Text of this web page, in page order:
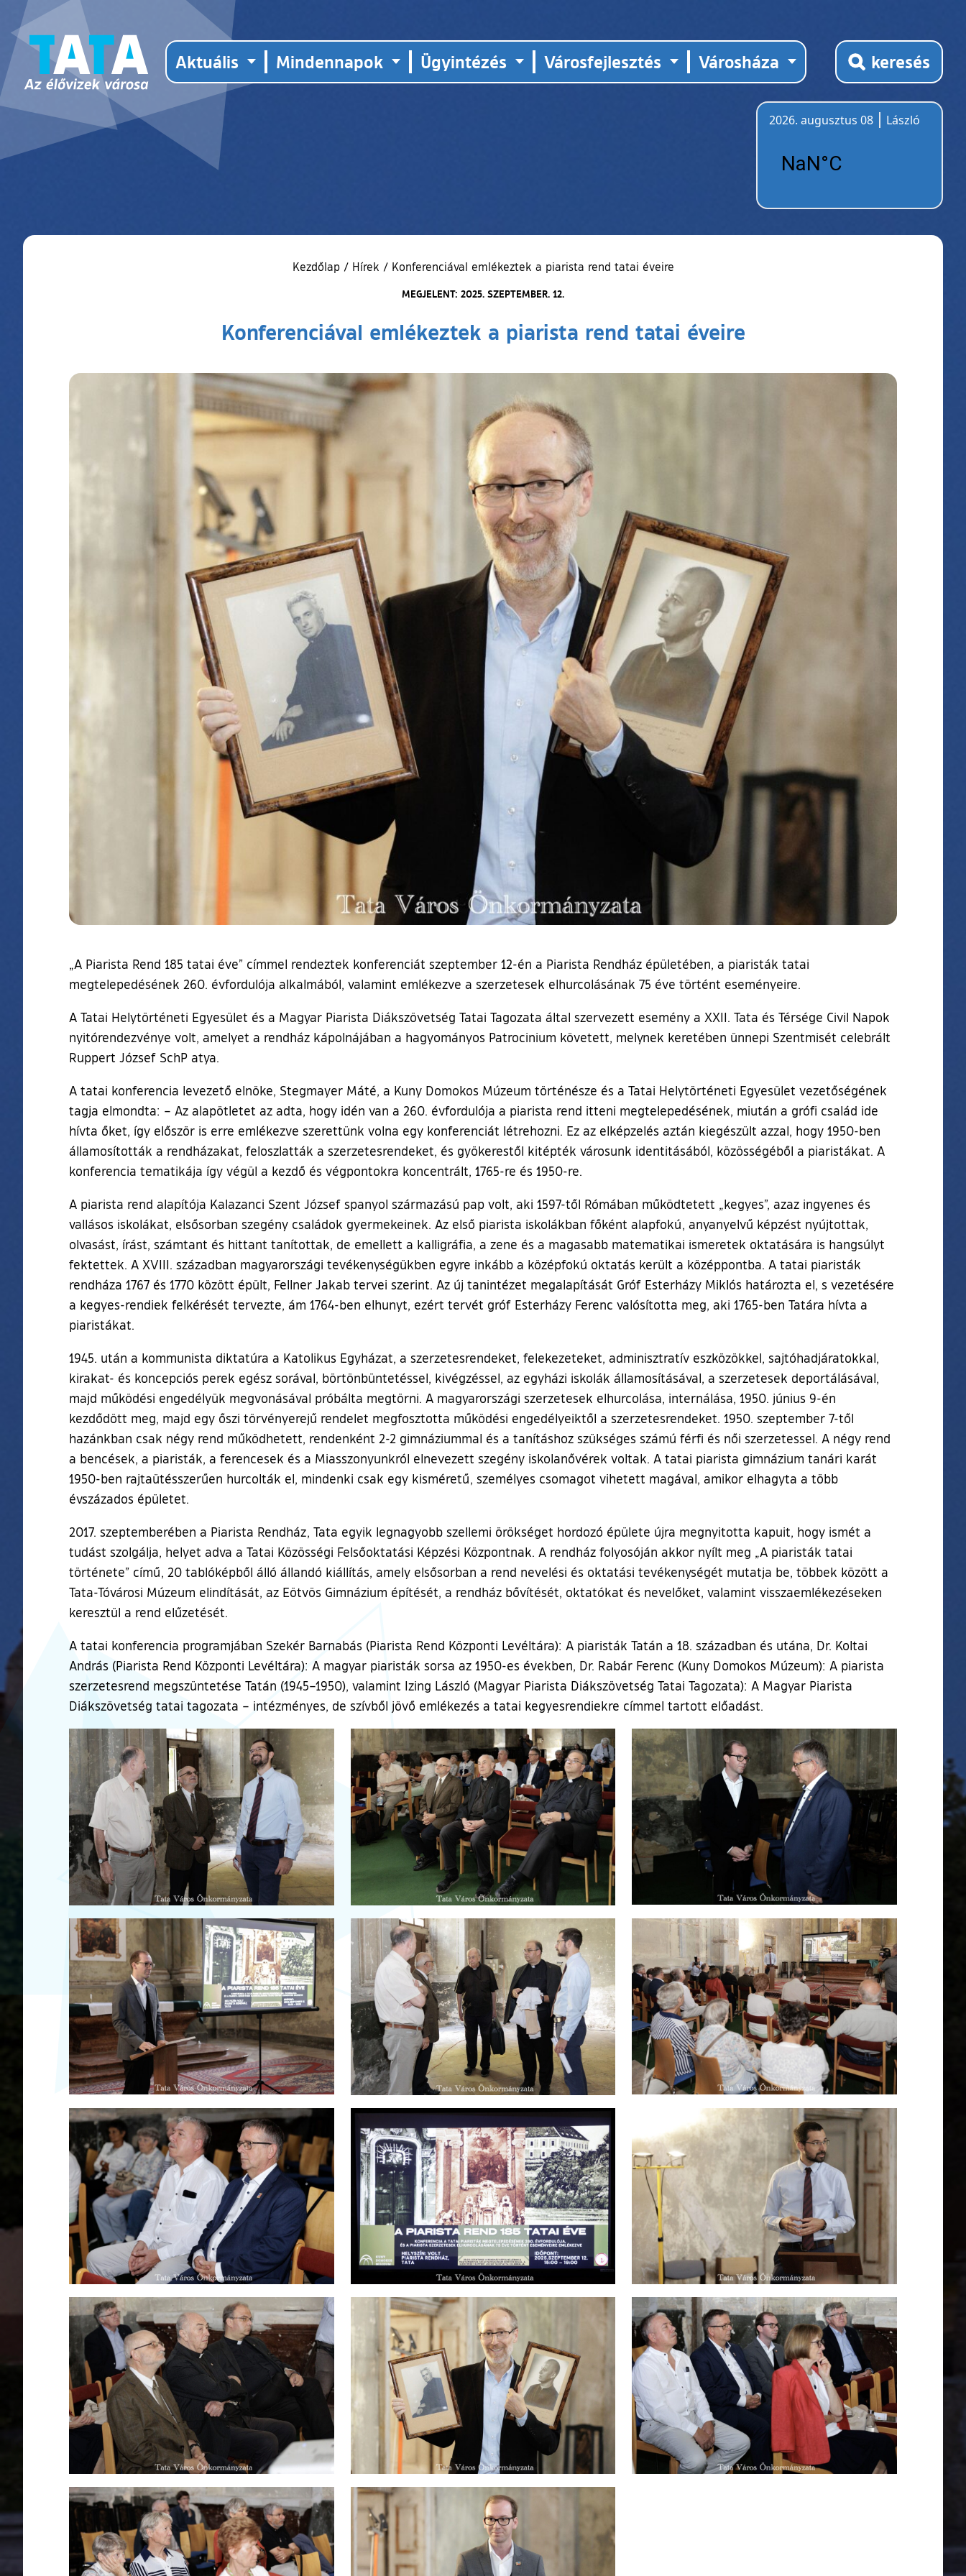
Aktuális Mindennapok Ügyintézés Városfejlesztés Városháza keresés
2026. augusztus 08
László
Kezdőlap / Hírek / Konferenciával emlékeztek a piarista rend tatai éveire
MEGJELENT: 2025. SZEPTEMBER. 12.
Konferenciával emlékeztek a piarista rend tatai éveire
„A Piarista Rend 185 tatai éve” címmel rendeztek konferenciát szeptember 12-én a Piarista Rendház épületében, a piaristák tatai
megtelepedésének 260. évfordulója alkalmából, valamint emlékezve a szerzetesek elhurcolásának 75 éve történt eseményeire.
A Tatai Helytörténeti Egyesület és a Magyar Piarista Diákszövetség Tatai Tagozata által szervezett esemény a XXII. Tata és Térsége Civil Napok
nyitórendezvénye volt, amelyet a rendház kápolnájában a hagyományos Patrocinium követett, melynek keretében ünnepi Szentmisét celebrált
Ruppert József SchP atya.
A tatai konferencia levezető elnöke, Stegmayer Máté, a Kuny Domokos Múzeum történésze és a Tatai Helytörténeti Egyesület vezetőségének
tagja elmondta: – Az alapötletet az adta, hogy idén van a 260. évfordulója a piarista rend itteni megtelepedésének, miután a grófi család ide
hívta őket, így először is erre emlékezve szerettünk volna egy konferenciát létrehozni. Ez az elképzelés aztán kiegészült azzal, hogy 1950-ben
államosították a rendházakat, feloszlatták a szerzetesrendeket, és gyökerestől kitépték városunk identitásából, közösségéből a piaristákat. A
konferencia tematikája így végül a kezdő és végpontokra koncentrált, 1765-re és 1950-re.
A piarista rend alapítója Kalazanci Szent József spanyol származású pap volt, aki 1597-től Rómában működtetett „kegyes”, azaz ingyenes és
vallásos iskolákat, elsősorban szegény családok gyermekeinek. Az első piarista iskolákban főként alapfokú, anyanyelvű képzést nyújtottak,
olvasást, írást, számtant és hittant tanítottak, de emellett a kalligráfia, a zene és a magasabb matematikai ismeretek oktatására is hangsúlyt
fektettek. A XVIII. században magyarországi tevékenységükben egyre inkább a középfokú oktatás került a középpontba. A tatai piaristák
rendháza 1767 és 1770 között épült, Fellner Jakab tervei szerint. Az új tanintézet megalapítását Gróf Esterházy Miklós határozta el, s vezetésére
a kegyes-rendiek felkérését tervezte, ám 1764-ben elhunyt, ezért tervét gróf Esterházy Ferenc valósította meg, aki 1765-ben Tatára hívta a
piaristákat.
1945. után a kommunista diktatúra a Katolikus Egyházat, a szerzetesrendeket, felekezeteket, adminisztratív eszközökkel, sajtóhadjáratokkal,
kirakat- és koncepciós perek egész sorával, börtönbüntetéssel, kivégzéssel, az egyházi iskolák államosításával, a szerzetesek deportálásával,
majd működési engedélyük megvonásával próbálta megtörni. A magyarországi szerzetesek elhurcolása, internálása, 1950. június 9-én
kezdődött meg, majd egy őszi törvényerejű rendelet megfosztotta működési engedélyeiktől a szerzetesrendeket. 1950. szeptember 7-től
hazánkban csak négy rend működhetett, rendenként 2-2 gimnáziummal és a tanításhoz szükséges számú férfi és női szerzetessel. A négy rend
a bencések, a piaristák, a ferencesek és a Miasszonyunkról elnevezett szegény iskolanővérek voltak. A tatai piarista gimnázium tanári karát
1950-ben rajtaütésszerűen hurcolták el, mindenki csak egy kisméretű, személyes csomagot vihetett magával, amikor elhagyta a több
évszázados épületet.
2017. szeptemberében a Piarista Rendház, Tata egyik legnagyobb szellemi örökséget hordozó épülete újra megnyitotta kapuit, hogy ismét a
tudást szolgálja, helyet adva a Tatai Közösségi Felsőoktatási Képzési Központnak. A rendház folyosóján akkor nyílt meg „A piaristák tatai
története” című, 20 tablóképből álló állandó kiállítás, amely elsősorban a rend nevelési és oktatási tevékenységét mutatja be, többek között a
Tata-Tóvárosi Múzeum elindítását, az Eötvös Gimnázium építését, a rendház bővítését, oktatókat és nevelőket, valamint visszaemlékezéseken
keresztül a rend elűzetését.
A tatai konferencia programjában Szekér Barnabás (Piarista Rend Központi Levéltára): A piaristák Tatán a 18. században és utána, Dr. Koltai
András (Piarista Rend Központi Levéltára): A magyar piaristák sorsa az 1950-es években, Dr. Rabár Ferenc (Kuny Domokos Múzeum): A piarista
szerzetesrend megszüntetése Tatán (1945–1950), valamint Izing László (Magyar Piarista Diákszövetség Tatai Tagozata): A Magyar Piarista
Diákszövetség tatai tagozata – intézményes, de szívből jövő emlékezés a tatai kegyesrendiekre címmel tartott előadást.
Ugrás a galéria utánra